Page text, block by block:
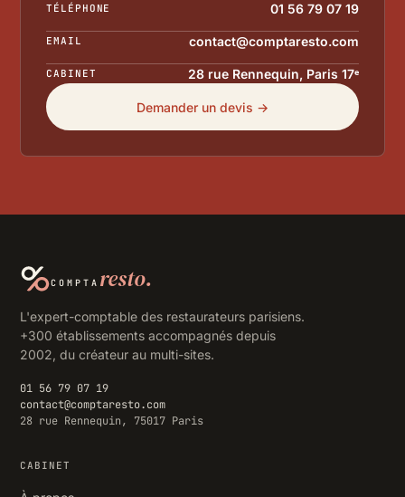
TÉLÉPHONE 01 56 79 07 19
EMAIL contact@comptaresto.com
CABINET 28 rue Rennequin, Paris 17ᵉ
Demander un devis →
COMPTA resto.
L'expert-comptable des restaurateurs parisiens.
+300 établissements accompagnés depuis
2002, du créateur au multi-sites.
01 56 79 07 19
contact@comptaresto.com
28 rue Rennequin, 75017 Paris
CABINET